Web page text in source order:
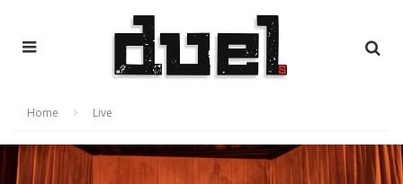
Home Live